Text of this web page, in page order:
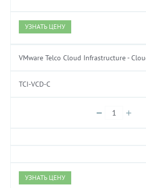
УЗНАТЬ ЦЕНУ
VMware Telco Cloud Infrastructure -
TCI-VCD-C
УЗНАТЬ ЦЕНУ